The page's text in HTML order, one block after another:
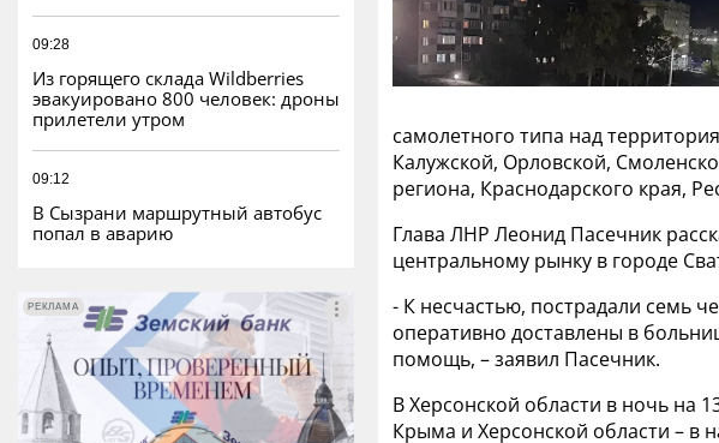
09:28
Из горящего склада Wildberries
эвакуировано 800 человек: дроны
прилетели утром
09:12
В Сызрани маршрутный автобус
попал в аварию
РЕКЛАМА
РЕКЛАМА
самолетного типа над
Калужской, Орловской,
региона, Краснодарского края,
Глава ЛНР Леонид Пасечник
центральному рынку в городе
- К несчастью, пострадали семь
оперативно доставлены в
помощь, – заявил Пасечник.
В Херсонской области в ночь на
Крыма и Херсонской области – в